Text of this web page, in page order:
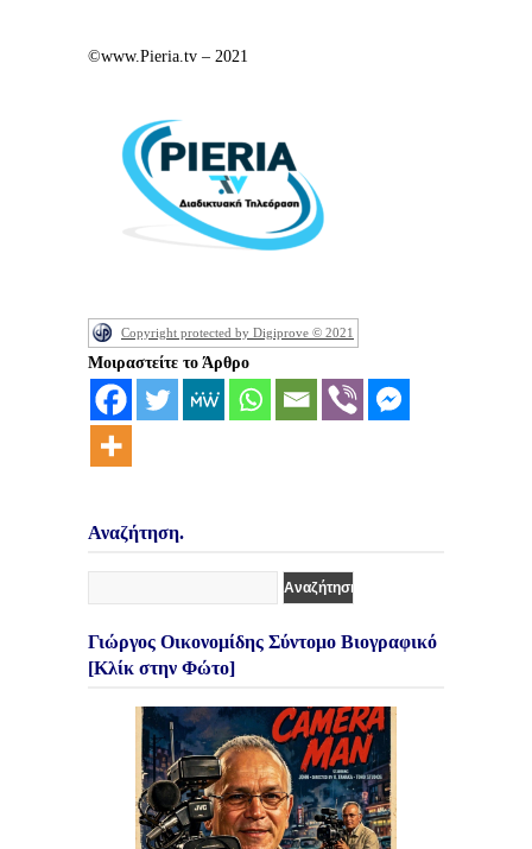
©www.Pieria.tv – 2021
Copyright protected by Digiprove © 2021
Μοιραστείτε το Άρθρο
Αναζήτηση.
Γιώργος Οικονομίδης Σύντομο Βιογραφικό
[Κλίκ στην Φώτο]